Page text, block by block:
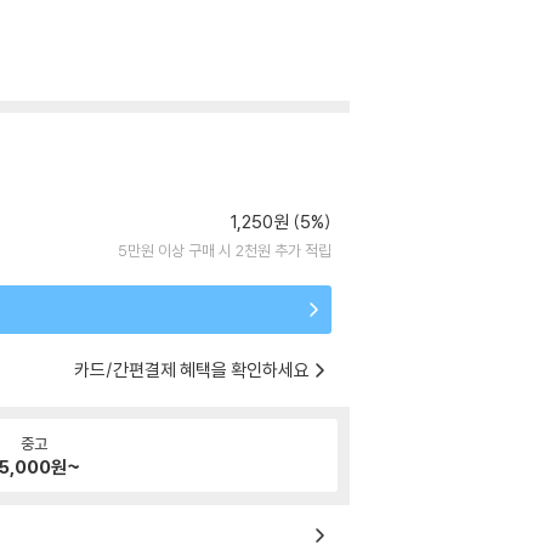
1,250원 (5%)
5만원 이상 구매 시 2천원 추가 적립
카드/간편결제 혜택을 확인하세요
중고
원~